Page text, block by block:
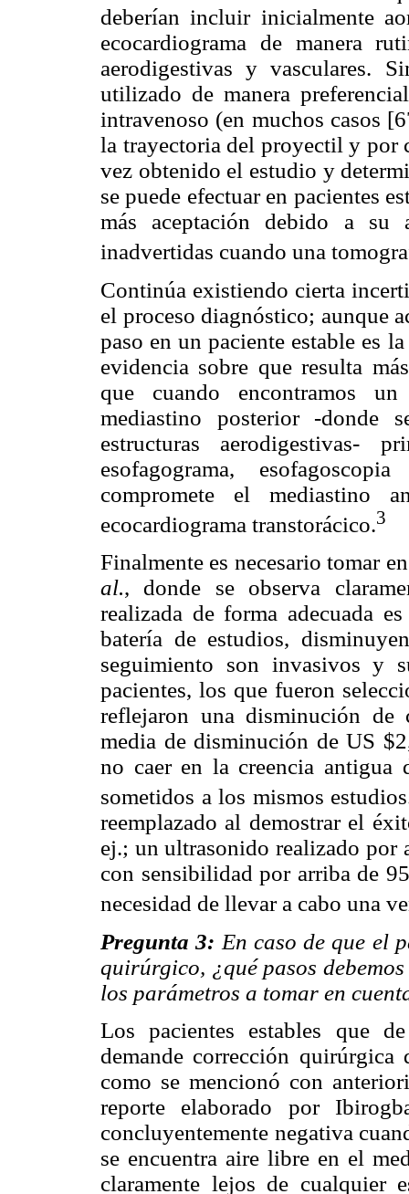
deberían incluir inicialmente
ecocardiograma de manera
aerodigestivas y vasculares.
utilizado de manera
intravenoso (en muchos casos
la trayectoria del proyectil y por
vez obtenido el estudio y
se puede efectuar en pacientes
más aceptación debido a su
inadvertidas cuando una
Continúa existiendo cierta
el proceso diagnóstico; aunque
paso en un paciente estable es
evidencia sobre que resulta
que cuando encontramos
mediastino posterior -donde
estructuras aerodigestivas-
esofagograma,
compromete el mediastino
ecocardiograma transtorácico.3
Finalmente es necesario tomar
al., donde se observa
realizada de forma adecuada
batería de estudios,
seguimiento son invasivos y
pacientes, los que fueron
reflejaron una disminución de
media de disminución de US
no caer en la creencia antigua
sometidos a los mismos
reemplazado al demostrar el
ej.; un ultrasonido realizado por
con sensibilidad por arriba de
necesidad de llevar a cabo una
Pregunta 3: En caso de que el
quirúrgico, ¿qué pasos
los parámetros a tomar en
Los pacientes estables que
demande corrección quirúrgica
como se mencionó con
reporte elaborado por
concluyentemente negativa
se encuentra aire libre en el
claramente lejos de cualquier